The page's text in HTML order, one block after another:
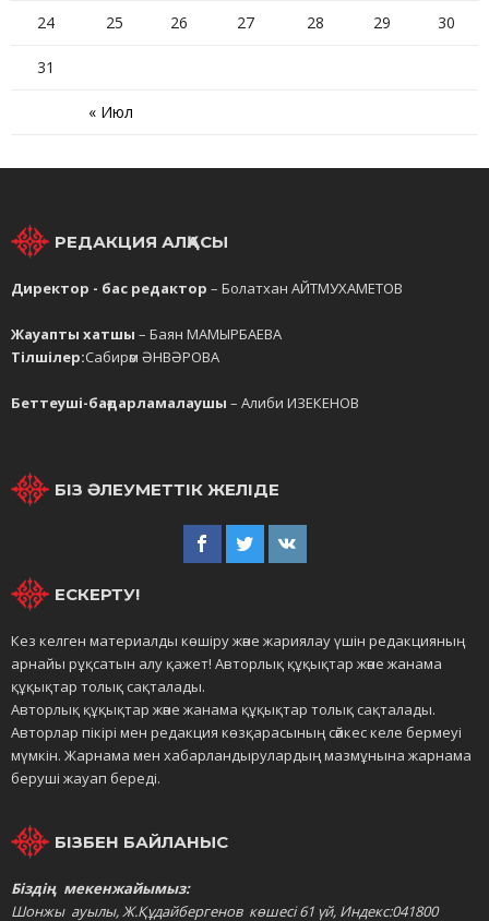
« Июл
24 25 26 27 28 29 30
31
РЕДАКЦИЯ АЛҚАСЫ
Директор - бас редактор – Болатхан АЙТМУХАМЕТОВ
Жауапты хатшы – Баян МАМЫРБАЕВА
Тілшілер:Сабирәм ӘНВӘРОВА
Беттеуші-бағдарламалаушы – Алиби ИЗЕКЕНОВ
БІЗ ӘЛЕУМЕТТІК ЖЕЛІДЕ
ЕСКЕРТУ!
Кез келген материалды көшіру және жариялау үшін редакцияның
арнайы рұқсатын алу қажет! Авторлық құқықтар және жанама
құқықтар толық сақталады.
Авторлық құқықтар және жанама құқықтар толық сақталады.
Авторлар пікірі мен редакция көзқарасының сәйкес келе бермеуі
мүмкін. Жарнама мен хабарландырулардың мазмұнына жарнама
беруші жауап береді.
БІЗБЕН БАЙЛАНЫС
Біздің мекенжайымыз:
Шонжы ауылы, Ж.Құдайбергенов көшесі 61 үй, Индекс:041800